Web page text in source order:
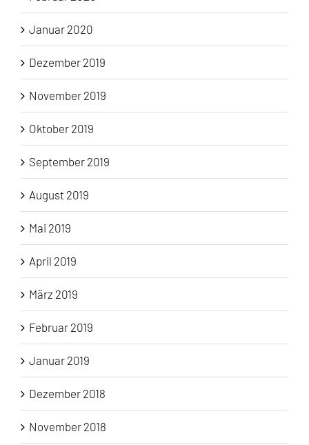
Januar 2020
Dezember 2019
November 2019
Oktober 2019
September 2019
August 2019
Mai 2019
April 2019
März 2019
Februar 2019
Januar 2019
Dezember 2018
November 2018